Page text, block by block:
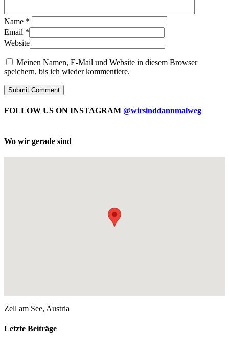
Name *
Email *
Website
Meinen Namen, E-Mail und Website in diesem Browser
speichern, bis ich wieder kommentiere.
FOLLOW US ON INSTAGRAM @wirsinddannmalweg
Wo wir gerade sind
Zell am See, Austria
Letzte Beiträge